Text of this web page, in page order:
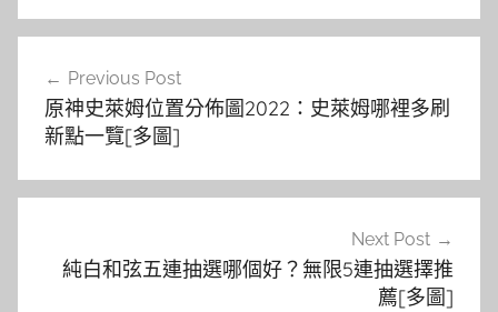
導
覽
Previous Post
原神史萊姆位置分佈圖2022：史萊姆哪裡多刷
新點一覽[多圖]
Next Post
純白和弦五連抽選哪個好？無限5連抽選擇推
薦[多圖]